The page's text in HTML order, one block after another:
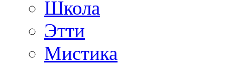
Школа
Этти
Мистика